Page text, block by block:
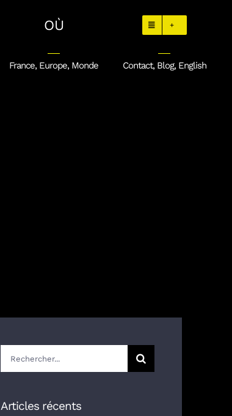
OÙ
France, Europe, Monde
+
Contact, Blog, English
Rechercher:
Articles récents